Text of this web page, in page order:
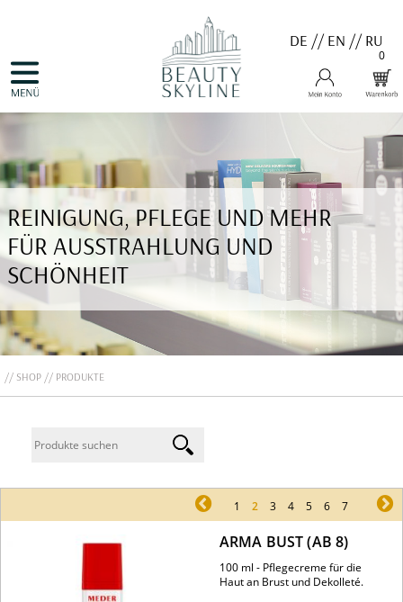
DE //EN //RU
0
NAVIGATION
VALMONT
MENARD
MEDER
COSNOBELL
PROBIO DERM・INFO
BELLEFONTAINE
DERMALOGICA
EVA GARDEN
APHRO CELINA
ANGEBOTE
REINIGUNG, PFLEGE UND MEHR
FÜR AUSSTRAHLUNG UND
SCHÖNHEIT
SHOP PRODUKTE
pr 1 2 3 4 5 6 7
ARMA BUST (AB 8)
100 ml - Pflegecreme für die
Haut an Brust und Dekolleté.